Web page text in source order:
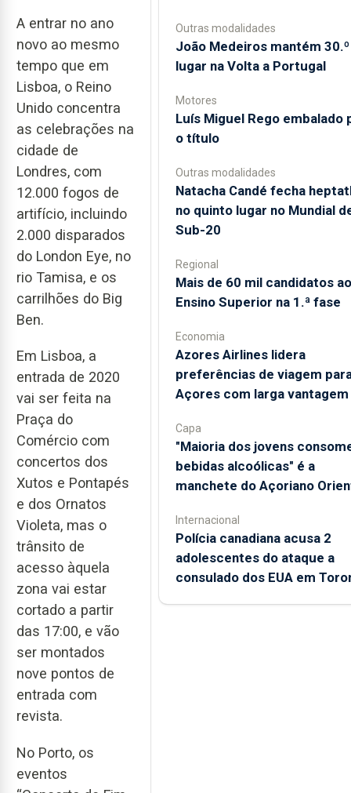
A entrar no ano
novo ao mesmo
tempo que em
Lisboa, o Reino
Unido concentra
as celebrações na
cidade de
Londres, com
12.000 fogos de
artifício, incluindo
2.000 disparados
do London Eye, no
rio Tamisa, e os
carrilhões do Big
Ben.
Em Lisboa, a
entrada de 2020
vai ser feita na
Praça do
Comércio com
concertos dos
Xutos e Pontapés
e dos Ornatos
Violeta, mas o
trânsito de
acesso àquela
zona vai estar
cortado a partir
das 17:00, e vão
ser montados
nove pontos de
entrada com
revista.
No Porto, os
eventos
Outras modalidades
João Medeiros mantém 30.º
lugar na Volta a Portugal
Motores
Luís Miguel Rego embalado
o título
Outras modalidades
Natacha Candé fecha
no quinto lugar no Mundial
Sub-20
Regional
Mais de 60 mil candidatos ao
Ensino Superior na 1.ª fase
Economia
Azores Airlines lidera
preferências de viagem
Açores com larga vantagem
Capa
"Maioria dos jovens
bebidas alcoólicas" é a
manchete do Açoriano
Internacional
Polícia canadiana acusa 2
adolescentes do ataque a
consulado dos EUA em